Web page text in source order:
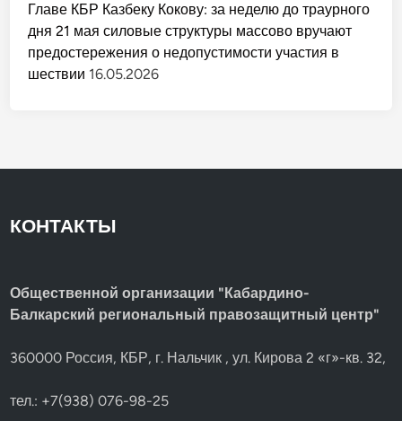
Главе КБР Казбеку Кокову: за неделю до траурного
дня 21 мая силовые структуры массово вручают
предостережения о недопустимости участия в
шествии 16.05.2026
КОНТАКТЫ
Общественной организации "Кабардино-
Балкарский региональный правозащитный центр"
360000 Россия, КБР, г. Нальчик , ул. Кирова 2 «г»-кв. 32,
тел.: +7(938) 076-98-25